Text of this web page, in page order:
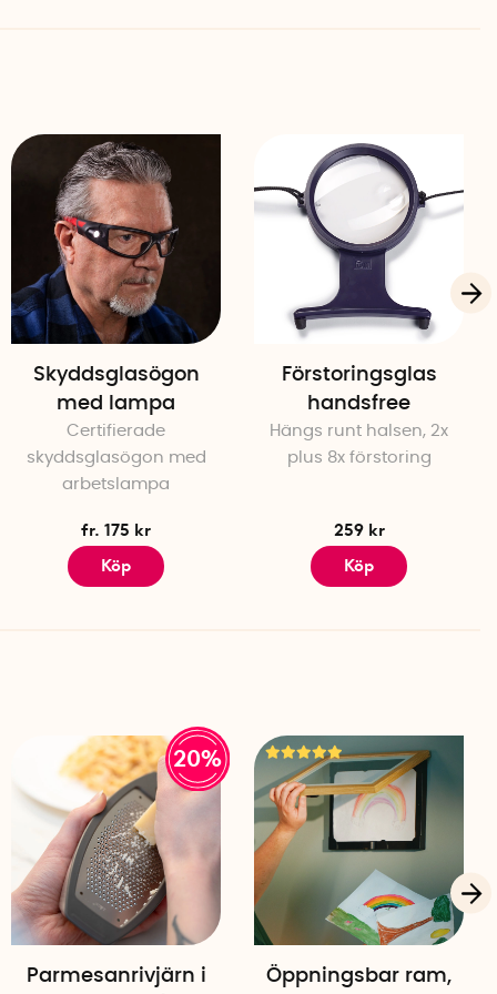
med spårfattning (storlek 1/1,5/2/2,5/3/3,5/4)
med Phillips®-fattning (PH 000 / 00 / 0 / 1)
med Pozidriv®-fattning (PZ 0/1)
med TORX®-fattning (T 4/5/6/7/8/9/10/15/20)
med insexfattning (storlek 0,7/0,9/1,3/1,5/2/2,5/3/4)
handtag
21 cm
Skyddsglasögon
med lampa
Certifierade
skyddsglasögon med
arbetslampa
fr. 175 kr
Köp
Förstoringsglas
handsfree
Hängs runt halsen, 2x
plus 8x förstoring
259 kr
Köp
20%
Parmesanrivjärn i
Öppningsbar ram,